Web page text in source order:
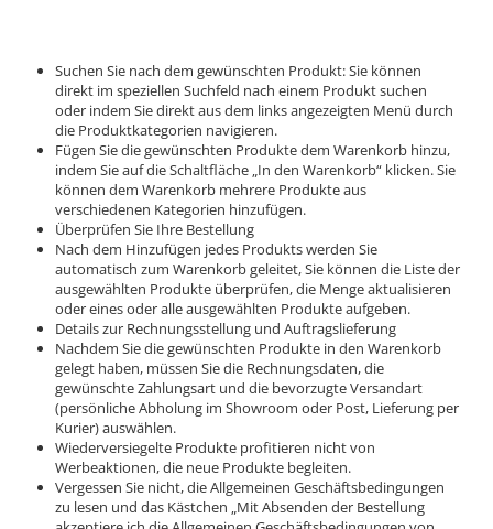
Suchen Sie nach dem gewünschten Produkt: Sie können
direkt im speziellen Suchfeld nach einem Produkt suchen
oder indem Sie direkt aus dem links angezeigten Menü durch
die Produktkategorien navigieren.
Fügen Sie die gewünschten Produkte dem Warenkorb hinzu,
indem Sie auf die Schaltfläche „In den Warenkorb“ klicken. Sie
können dem Warenkorb mehrere Produkte aus
verschiedenen Kategorien hinzufügen.
Überprüfen Sie Ihre Bestellung
Nach dem Hinzufügen jedes Produkts werden Sie
automatisch zum Warenkorb geleitet, Sie können die Liste der
ausgewählten Produkte überprüfen, die Menge aktualisieren
oder eines oder alle ausgewählten Produkte aufgeben.
Details zur Rechnungsstellung und Auftragslieferung
Nachdem Sie die gewünschten Produkte in den Warenkorb
gelegt haben, müssen Sie die Rechnungsdaten, die
gewünschte Zahlungsart und die bevorzugte Versandart
(persönliche Abholung im Showroom oder Post, Lieferung per
Kurier) auswählen.
Wiederversiegelte Produkte profitieren nicht von
Werbeaktionen, die neue Produkte begleiten.
Vergessen Sie nicht, die Allgemeinen Geschäftsbedingungen
zu lesen und das Kästchen „Mit Absenden der Bestellung